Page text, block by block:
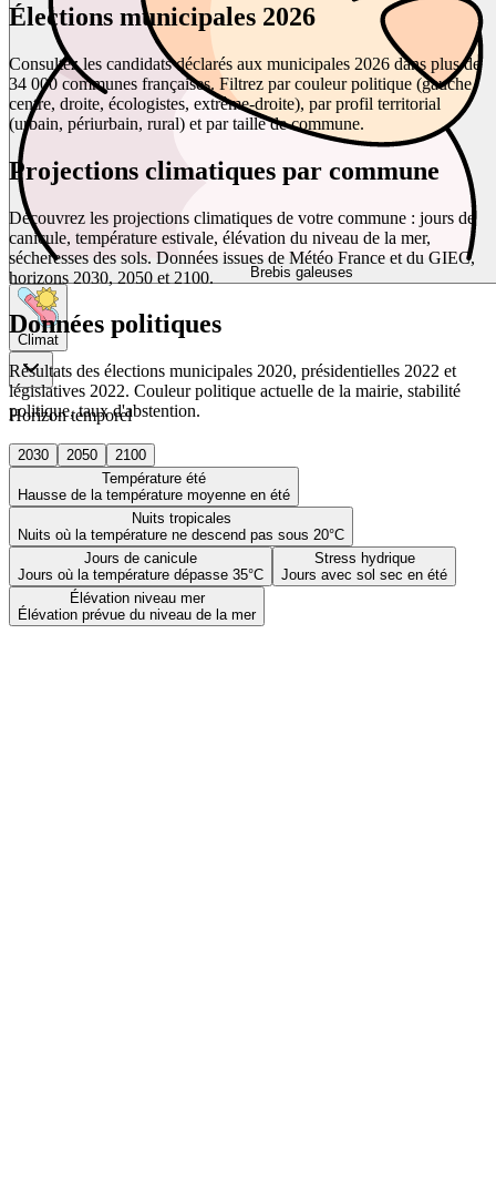
Brebis galeuses
Climat
Horizon temporel
2030 2050
2100
Température été
Hausse de la température moyenne en été
Nuits tropicales
Nuits où la température ne descend pas sous 20°C
Jours de canicule
Jours où la température dépasse 35°C
Stress hydrique
Jours avec sol sec en été
Élévation niveau mer
Élévation prévue du niveau de la mer
Élections municipales 2026
Consultez les candidats déclarés aux municipales 2026 dans plus de
34 000 communes françaises. Filtrez par couleur politique (gauche,
centre, droite, écologistes, extrême-droite), par profil territorial
(urbain, périurbain, rural) et par taille de commune.
Projections climatiques par commune
Découvrez les projections climatiques de votre commune : jours de
canicule, température estivale, élévation du niveau de la mer,
sécheresses des sols. Données issues de Météo France et du GIEC,
horizons 2030, 2050 et 2100.
Données politiques
Résultats des élections municipales 2020, présidentielles 2022 et
législatives 2022. Couleur politique actuelle de la mairie, stabilité
politique, taux d'abstention.